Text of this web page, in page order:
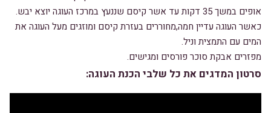
אופים במשך 35 דקות עד אשר קיסם שננעץ במרכז העוגה יוצא יבש.
כאשר העוגה עדיין חמה,מחוררים בעזרת קיסם ומוזגים מעל העוגה את
המים עם התמצית וניל.
מפזרים אבקת סוכר פורסים ומגישים.
סרטון המדגים את כל שלבי הכנת העוגה: